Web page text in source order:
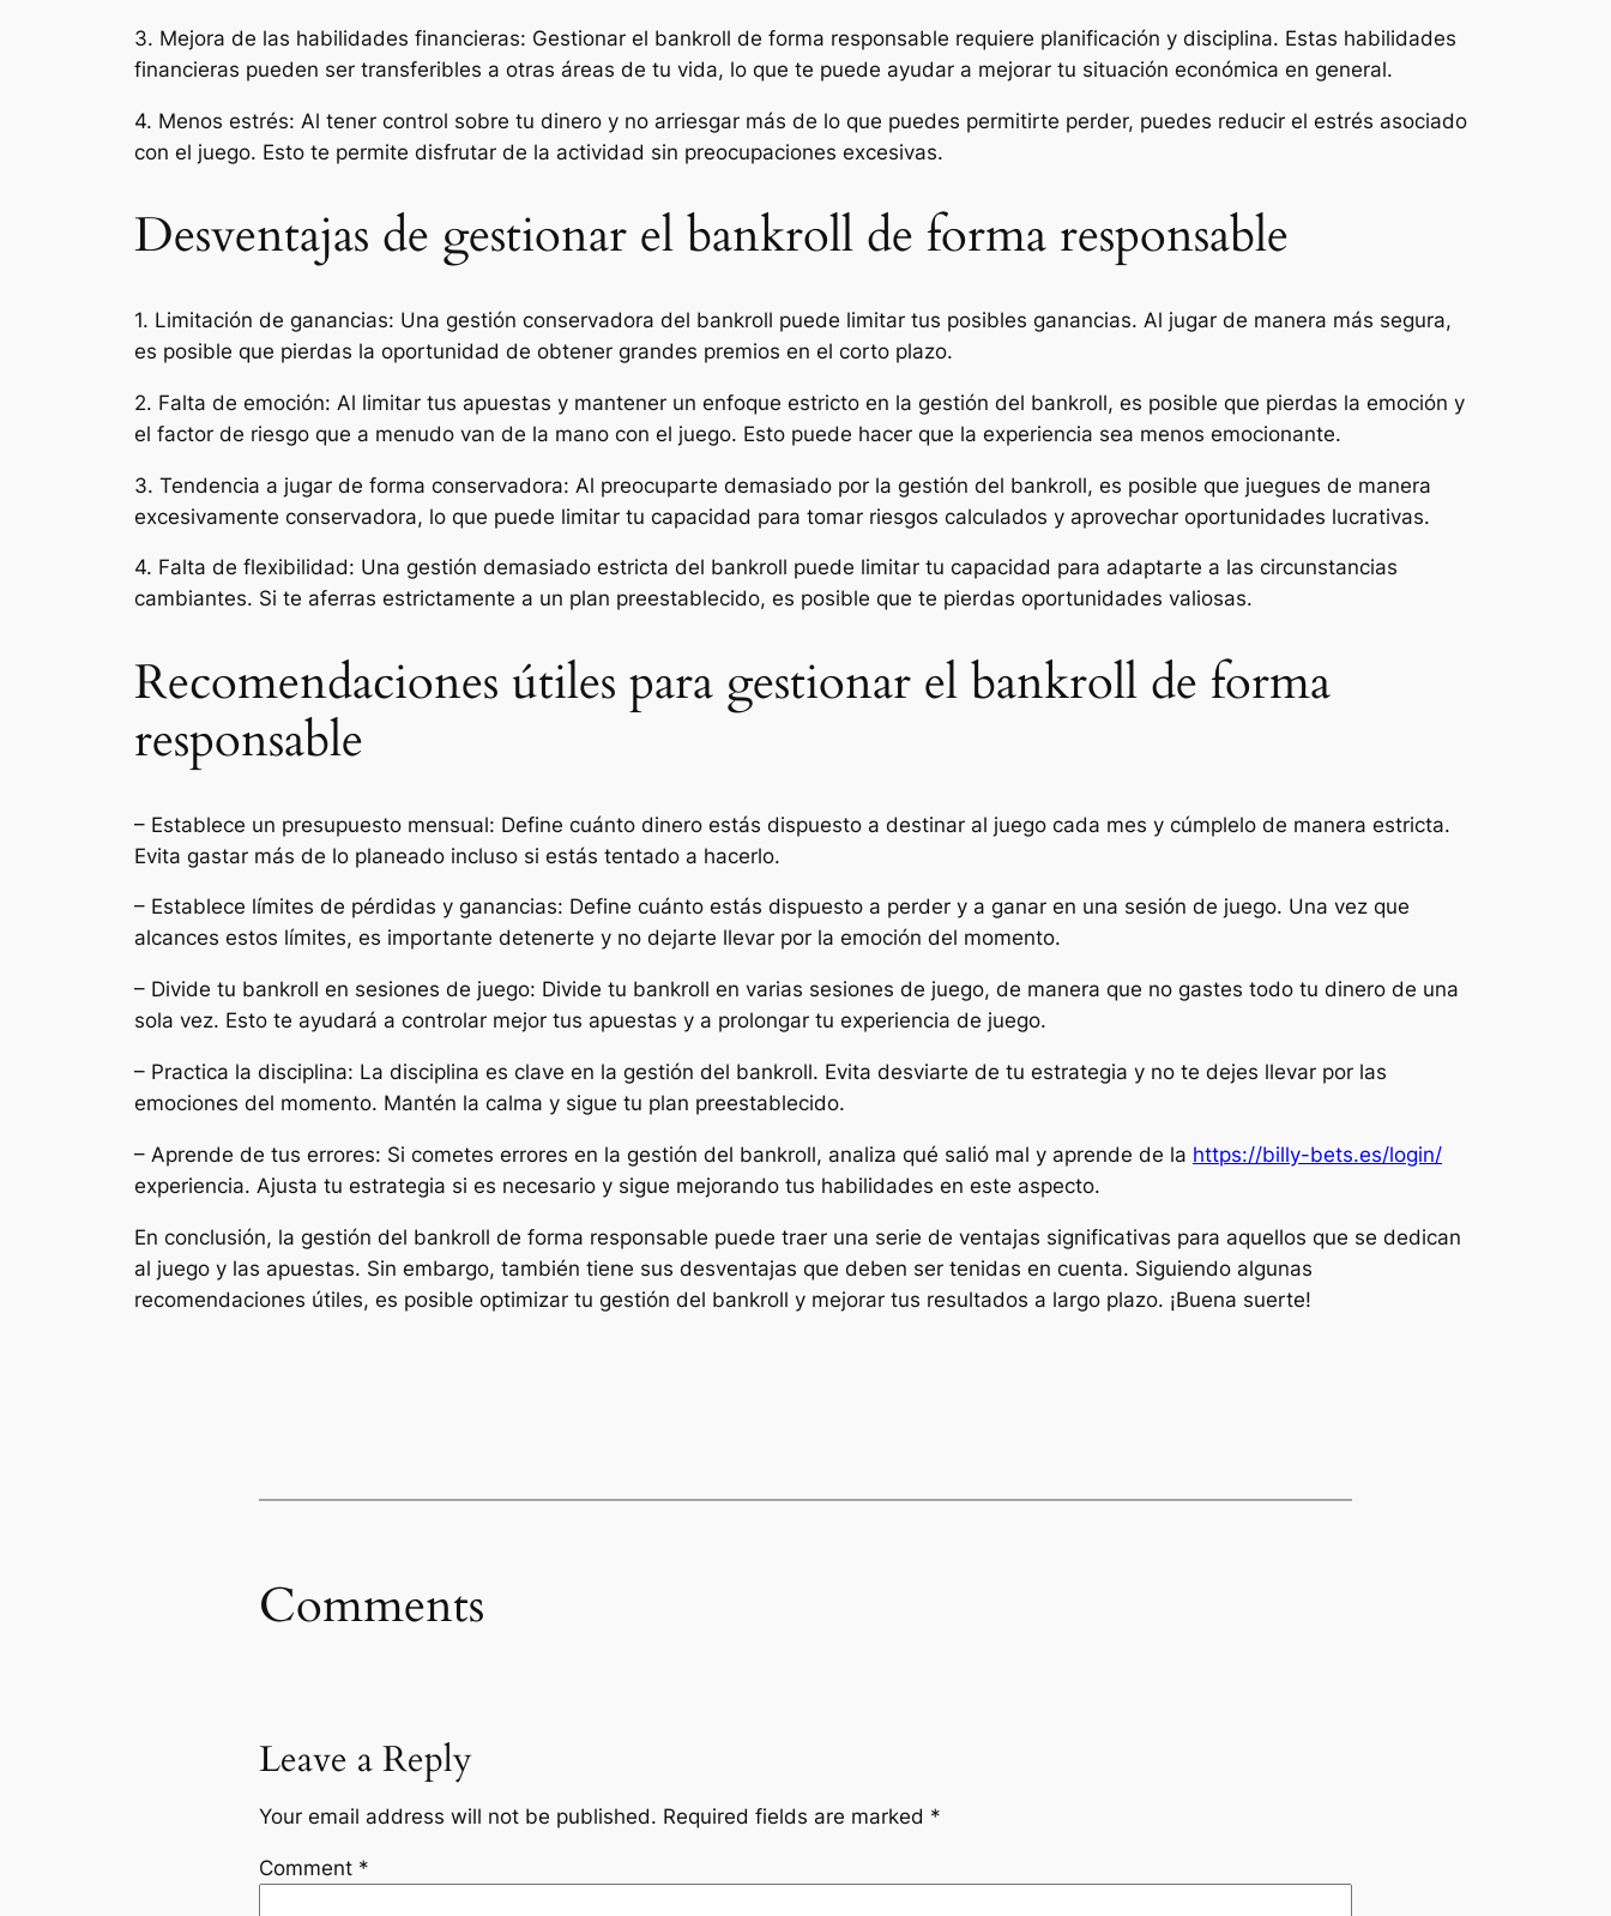
3. Mejora de las habilidades financieras: Gestionar el bankroll de forma responsable requiere planificación y disciplina. Estas habilidades
financieras pueden ser transferibles a otras áreas de tu vida, lo que te puede ayudar a mejorar tu situación económica en general.
4. Menos estrés: Al tener control sobre tu dinero y no arriesgar más de lo que puedes permitirte perder, puedes reducir el estrés asociado
con el juego. Esto te permite disfrutar de la actividad sin preocupaciones excesivas.
Desventajas de gestionar el bankroll de forma responsable
1. Limitación de ganancias: Una gestión conservadora del bankroll puede limitar tus posibles ganancias. Al jugar de manera más segura,
es posible que pierdas la oportunidad de obtener grandes premios en el corto plazo.
2. Falta de emoción: Al limitar tus apuestas y mantener un enfoque estricto en la gestión del bankroll, es posible que pierdas la emoción y
el factor de riesgo que a menudo van de la mano con el juego. Esto puede hacer que la experiencia sea menos emocionante.
3. Tendencia a jugar de forma conservadora: Al preocuparte demasiado por la gestión del bankroll, es posible que juegues de manera
excesivamente conservadora, lo que puede limitar tu capacidad para tomar riesgos calculados y aprovechar oportunidades lucrativas.
4. Falta de flexibilidad: Una gestión demasiado estricta del bankroll puede limitar tu capacidad para adaptarte a las circunstancias
cambiantes. Si te aferras estrictamente a un plan preestablecido, es posible que te pierdas oportunidades valiosas.
Recomendaciones útiles para gestionar el bankroll de forma
responsable
– Establece un presupuesto mensual: Define cuánto dinero estás dispuesto a destinar al juego cada mes y cúmplelo de manera estricta.
Evita gastar más de lo planeado incluso si estás tentado a hacerlo.
– Establece límites de pérdidas y ganancias: Define cuánto estás dispuesto a perder y a ganar en una sesión de juego. Una vez que
alcances estos límites, es importante detenerte y no dejarte llevar por la emoción del momento.
– Divide tu bankroll en sesiones de juego: Divide tu bankroll en varias sesiones de juego, de manera que no gastes todo tu dinero de una
sola vez. Esto te ayudará a controlar mejor tus apuestas y a prolongar tu experiencia de juego.
– Practica la disciplina: La disciplina es clave en la gestión del bankroll. Evita desviarte de tu estrategia y no te dejes llevar por las
emociones del momento. Mantén la calma y sigue tu plan preestablecido.
– Aprende de tus errores: Si cometes errores en la gestión del bankroll, analiza qué salió mal y aprende de la https://billy-bets.es/login/
experiencia. Ajusta tu estrategia si es necesario y sigue mejorando tus habilidades en este aspecto.
En conclusión, la gestión del bankroll de forma responsable puede traer una serie de ventajas significativas para aquellos que se dedican
al juego y las apuestas. Sin embargo, también tiene sus desventajas que deben ser tenidas en cuenta. Siguiendo algunas
recomendaciones útiles, es posible optimizar tu gestión del bankroll y mejorar tus resultados a largo plazo. ¡Buena suerte!
Comments
Leave a Reply
Your email address will not be published. Required fields are marked *
Comment *